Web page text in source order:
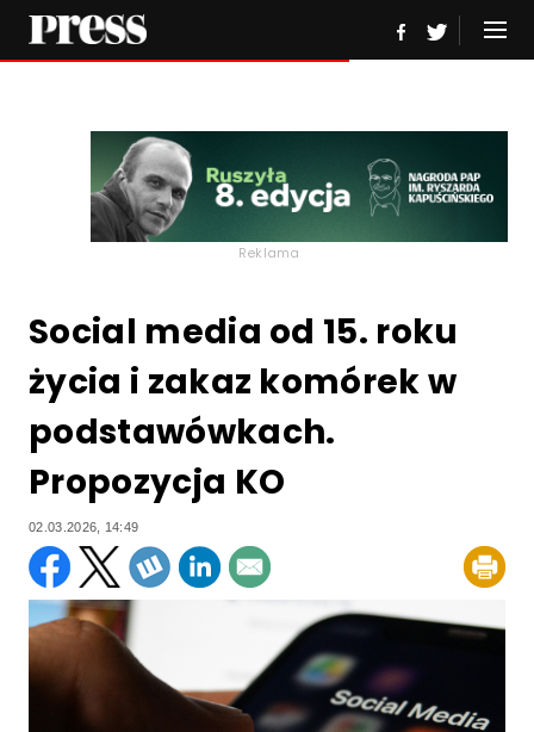
Reklama
Social media od 15. roku
życia i zakaz komórek w
podstawówkach.
Propozycja KO
02.03.2026, 14:49